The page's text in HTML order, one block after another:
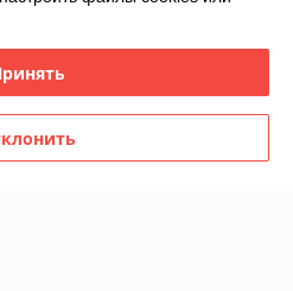
возможность забрать в центре